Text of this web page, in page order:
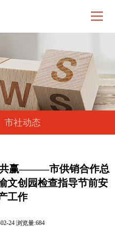
市社动态
共赢———市供销合作总
文创园检查指导节前安
工作
24 浏览量:684